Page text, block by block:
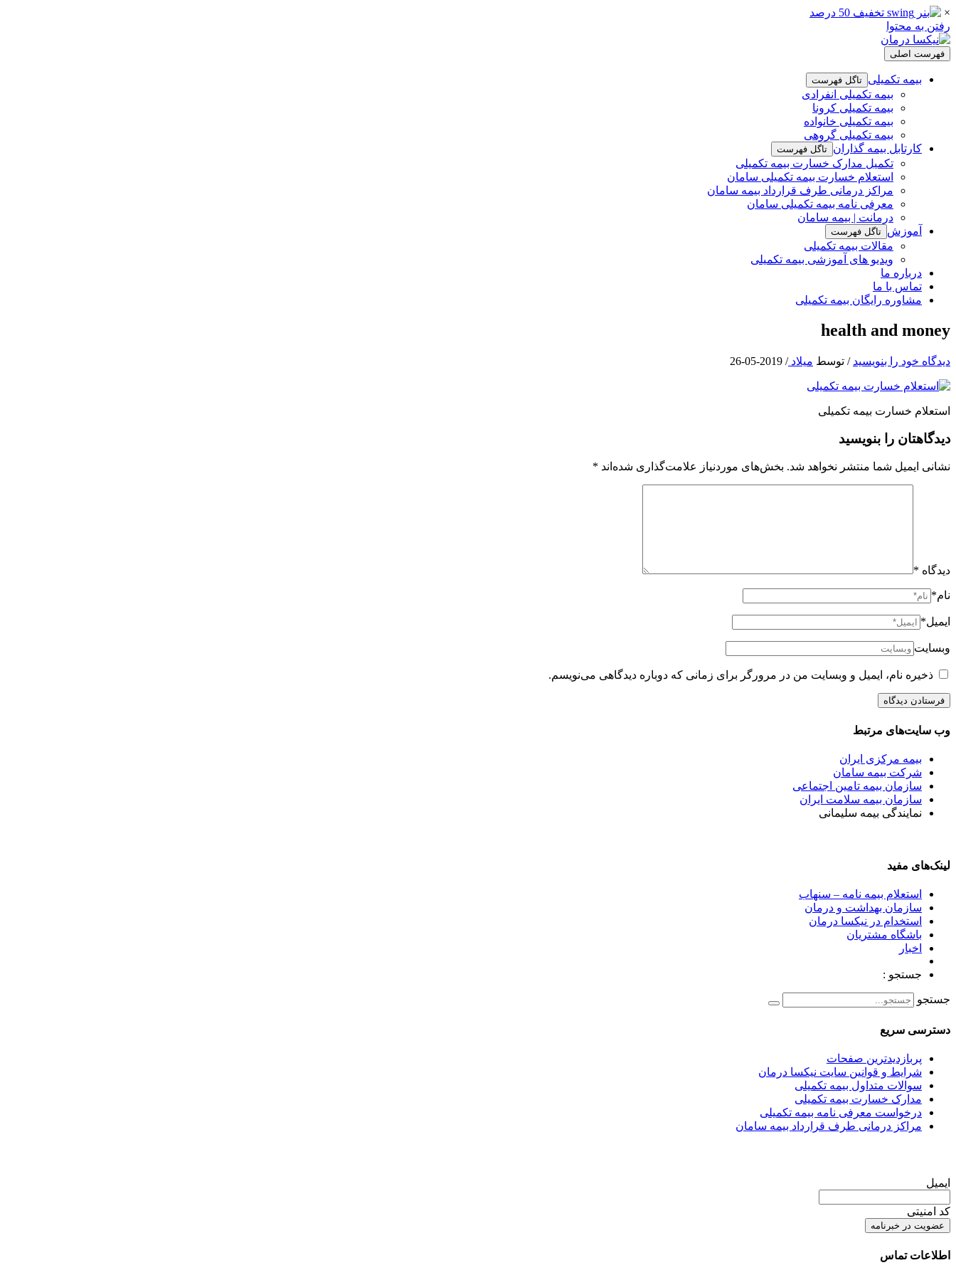
×
رفتن به محتوا
فهرست اصلی
بیمه تکمیلی تاگل فهرست
بیمه تکمیلی انفرادی
بیمه تکمیلی کرونا
بیمه تکمیلی خانواده
بیمه تکمیلی گروهی
کارتابل بیمه گذاران تاگل فهرست
تکمیل مدارک خسارت بیمه تکمیلی
استعلام خسارت بیمه تکمیلی سامان
مراکز درمانی طرف قرارداد بیمه سامان
معرفی نامه بیمه تکمیلی سامان
درمانت | بیمه سامان
آموزش تاگل فهرست
مقالات بیمه تکمیلی
ویدیو های آموزشی بیمه تکمیلی
درباره ما
تماس با ما
مشاوره رایگان بیمه تکمیلی
health and money
دیدگاه‌ خود را بنویسید / توسط میلاد/
2019-05-26
استعلام خسارت بیمه تکمیلی
دیدگاهتان را بنویسید
نشانی ایمیل شما منتشر نخواهد شد. بخش‌های موردنیاز علامت‌گذاری شده‌اند *
دیدگاه *
نام*
ایمیل*
وبسایت
ذخیره نام، ایمیل و وبسایت من در مرورگر برای زمانی که دوباره دیدگاهی می‌نویسم.
وب سایت‌های مرتبط
بیمه مرکزی ایران
شرکت بیمه سامان
سازمان بیمه تامین اجتماعی
سازمان بیمه سلامت ایران
نمایندگی بیمه سلیمانی
لینک‌های مفید
استعلام بیمه نامه – سنهاب
سازمان بهداشت و درمان
استخدام در نیکسا درمان
باشگاه مشتریان
اخبار
جستجو :
جستجو
دسترسی سریع
پربازدیدترین صفحات
شرایط و قوانین سایت نیکسا درمان
سوالات متداول بیمه تکمیلی
مدارک خسارت بیمه تکمیلی
درخواست معرفی نامه بیمه تکمیلی
مراکز درمانی طرف قرارداد بیمه سامان
ایمیل
کد امنیتی
اطلاعات تماس